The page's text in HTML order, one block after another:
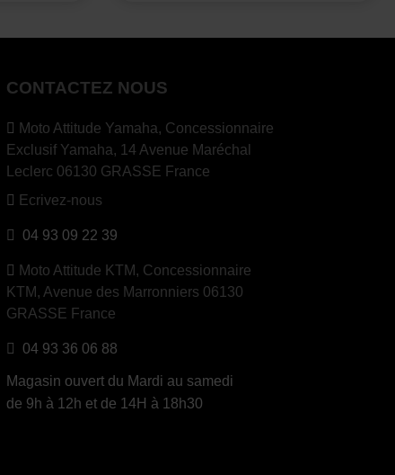
CONTACTEZ NOUS
Moto Attitude Yamaha, Concessionnaire
Exclusif Yamaha, 14 Avenue Maréchal
Leclerc 06130 GRASSE France
Ecrivez-nous
04 93 09 22 39
Moto Attitude KTM, Concessionnaire
KTM, Avenue des Marronniers 06130
GRASSE France
04 93 36 06 88
Magasin ouvert du Mardi au samedi
de 9h à 12h et de 14H à 18h30